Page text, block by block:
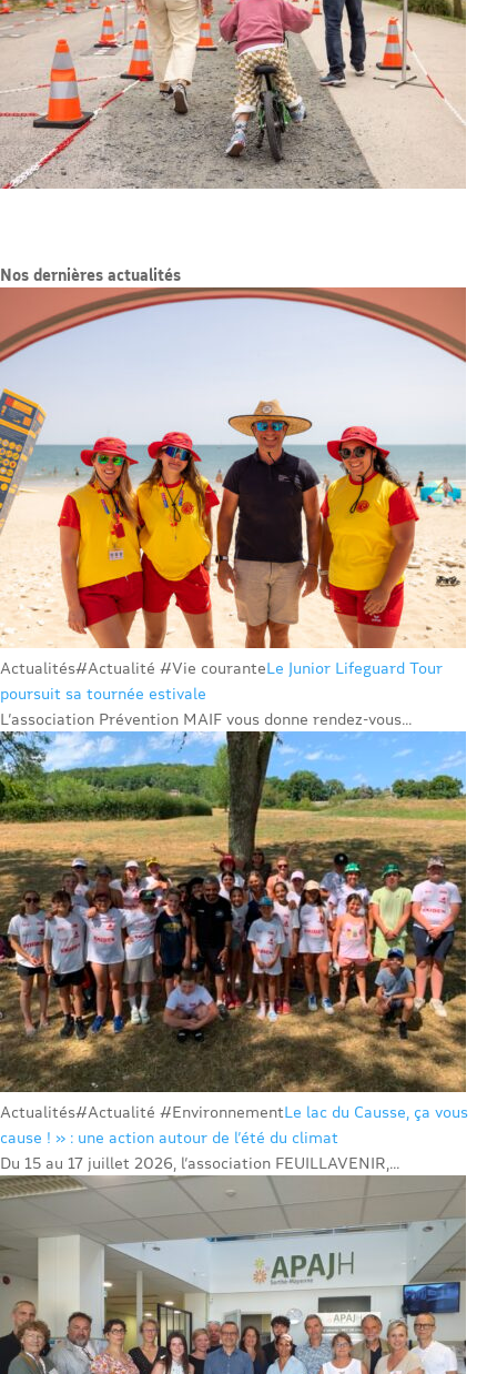
Nos dernières actualités
Actualités#Actualité #Vie couranteLe Junior Lifeguard Tour
poursuit sa tournée estivale
L’association Prévention MAIF vous donne rendez-vous...
Actualités#Actualité #EnvironnementLe lac du Causse, ça vous
cause ! » : une action autour de l’été du climat
Du 15 au 17 juillet 2026, l’association FEUILLAVENIR,...